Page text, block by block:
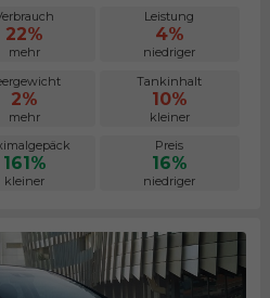
22%
mehr
Leistung
4%
niedriger
2%
mehr
Tankinhalt
10%
kleiner
161%
kleiner
Preis
16%
niedriger